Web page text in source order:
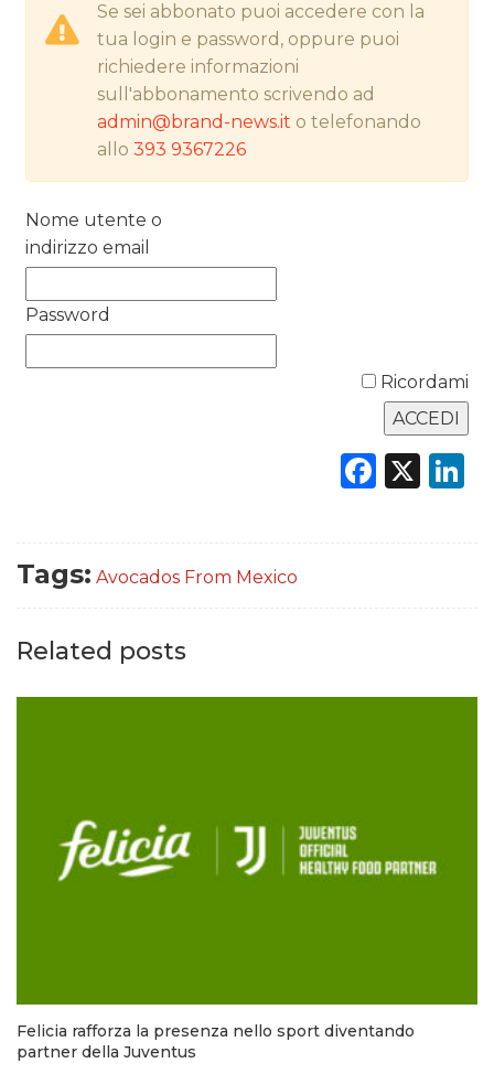
DATI
RICERCHE
PREVISIONI/SCENARI
NORMATIVE
TREND
OPINIONI
Se sei abbonato puoi accedere con la
tua login e password, oppure puoi
richiedere informazioni
sull'abbonamento scrivendo ad
admin@brand-news.it o telefonando
allo393 9367226
Nome utente o
indirizzo email
Password
Ricordami
X
Tags: Avocados From Mexico
Related posts
Felicia rafforza la presenza nello sport diventando
partner della Juventus